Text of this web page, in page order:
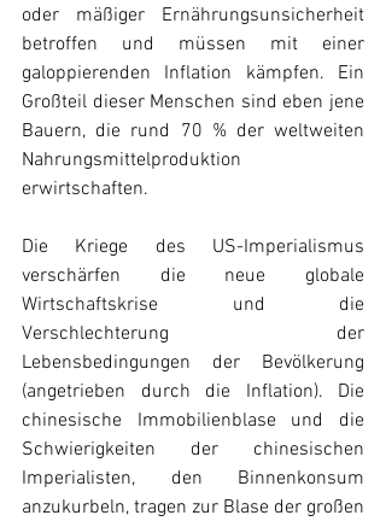
oder mäßiger Ernährungsunsicherheit
betroffen und müssen mit einer
galoppierenden Inflation kämpfen. Ein
Großteil dieser Menschen sind eben jene
Bauern, die rund 70 % der weltweiten
Nahrungsmittelproduktion
erwirtschaften.
Die Kriege des US-Imperialismus
verschärfen die neue globale
Wirtschaftskrise und die
Verschlechterung der
Lebensbedingungen der Bevölkerung
(angetrieben durch die Inflation). Die
chinesische Immobilienblase und die
Schwierigkeiten der chinesischen
Imperialisten, den Binnenkonsum
anzukurbeln, tragen zur Blase der großen